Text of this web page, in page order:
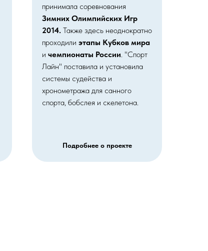
принимала соревнования
Зимних Олимпийских Игр
2014. Также здесь неоднократно
проходили этапы Кубков мира
и чемпионаты России. "Спорт
Лайн" поставила и установила
системы судейства и
хронометража для санного
спорта, бобслея и скелетона.
Подробнее о проекте